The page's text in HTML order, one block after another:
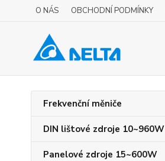
O NÁS OBCHODNÍ PODMÍNKY
Frekvenční měniče
DIN lištové zdroje 10~960W
Panelové zdroje 15~600W